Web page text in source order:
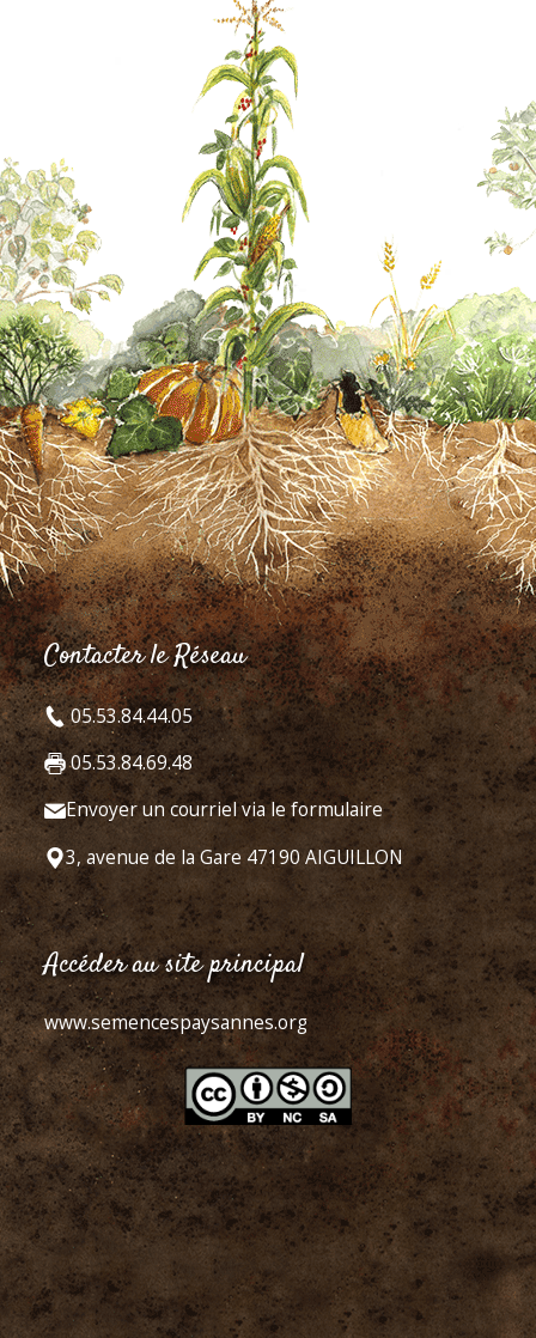
Contacter le Réseau
05.53.84.44.05
05.53.84.69.48
Envoyer un courriel via le formulaire
3, avenue de la Gare 47190 AIGUILLON
Accéder au site principal
www.semencespaysannes.org